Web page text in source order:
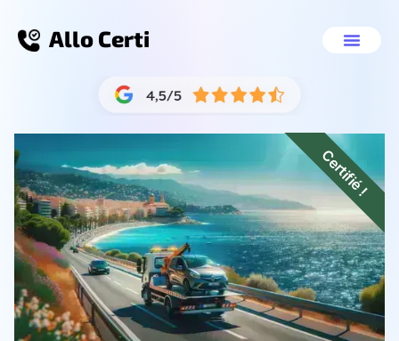
Allo Certi
Certifié !